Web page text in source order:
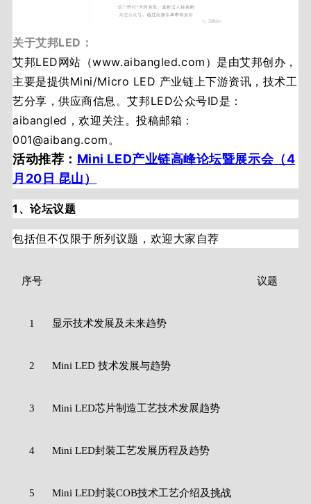
关于艾邦LED：
艾邦LED网站（www.aibangled.com）是由艾邦创办，
主要是提供Mini/Micro LED 产业链上下游资讯，技术工
艺分享，供应商信息。艾邦LED公众号ID是：
aibangled，欢迎关注。投稿邮箱：
001@aibang.com。
活动推荐： Mini LED产业链高峰论坛暨展示会（4
月20日 昆山）
1、论坛议题
包括但不仅限于所列议题，欢迎大家自荐
序号 议题
1 显示技术发展及未来趋势
2 Mini LED 技术发展与趋势
3 Mini LED芯片制造工艺技术发展趋势
4 Mini LED封装工艺发展历程及趋势
5 Mini LED封装COB技术工艺介绍及挑战